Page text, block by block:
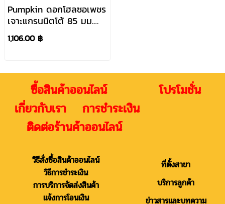
Pumpkin ดอกโฮลซอเพชร
เจาะแกรนนิตโต้ 85 มม.
#26430
1,106.00 ฿
ซื้อสินค้าออนไลน์ โปรโมชั่น
เกี่ยวกับเรา การชำระเงิน
ติดต่อร้านค้าออนไลน์
วิธีสั่งซื้อสินค้าออนไลน์
วิธีการชำระเงิน
การบริการจัดส่งสินค้า
แจ้งการโอนเงิน
ที่ตั้งสาขา
บริการลูกค้า
ข่าวสารและบทความ